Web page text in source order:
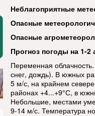
Неблагоприятные
Опасные
Опасные
Прогноз погоды на 1-2
Переменная
снег, дождь). В южных
5 м/с, на крайнем
районах +4...+9°С, в
Небольшие, местами
9-14 м/с. Температура